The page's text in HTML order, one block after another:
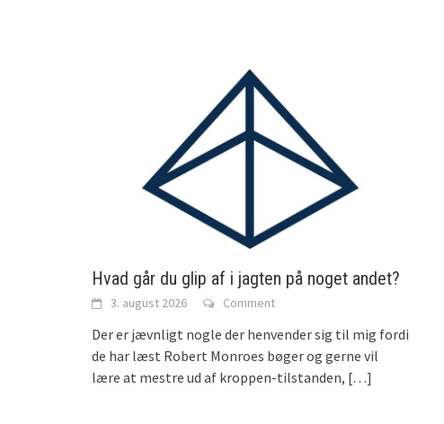
Hvad går du glip af i jagten på noget andet?
3. august 2026 Comment
Der er jævnligt nogle der henvender sig til mig fordi
de har læst Robert Monroes bøger og gerne vil
lære at mestre ud af kroppen-tilstanden, […]